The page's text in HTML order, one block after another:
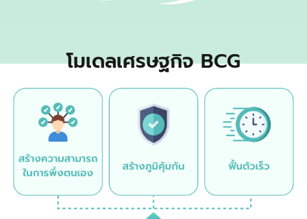
โมเดลเศรษฐกิจ BCG